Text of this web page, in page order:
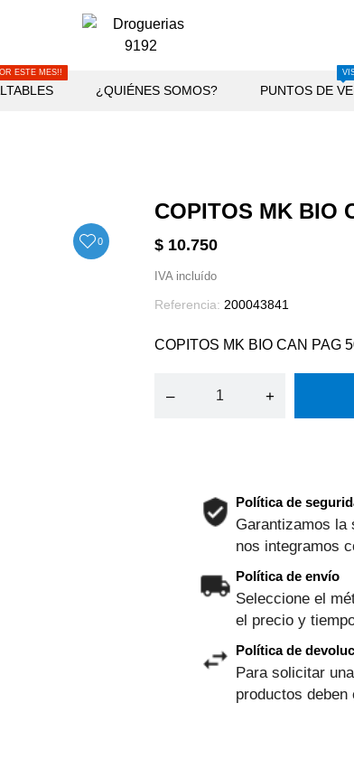
ESTE MES!!
¿QUIÉNES SOMOS? PUNTOS DE
0
COPITOS MK BIO
$ 10.750
IVA incluído
Referencia: 200043841
COPITOS MK BIO CAN PAG
– +
Política de
Garantizamos la
nos integramos
Política de envío
Seleccione el
el precio y
Política de
Para solicitar
productos